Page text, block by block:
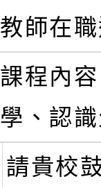
教師在
課程內
學、認
請貴校